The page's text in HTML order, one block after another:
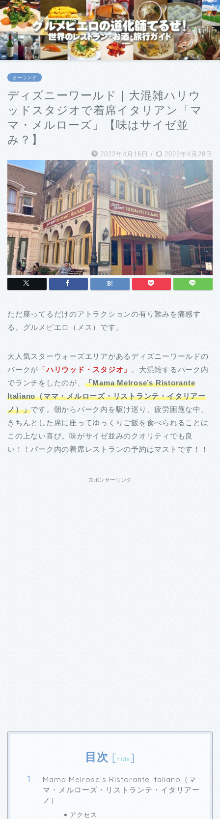
オーランド
ディズニーワールド｜大混雑ハリウ
ッドスタジオで着席イタリアン「マ
マ・メルローズ」【味はサイゼ並
み？】
2022年4月16日 / 2022年4月28日
ただ座ってるだけのアトラクションの有り難みを痛感す
る、グルメピエロ（メス）です。
大人気スターウォーズエリアがあるディズニーワールドの
パークが 「ハリウッド・スタジオ」
。大混雑するパーク内
でランチをしたのが、 「Mama Melrose’s Ristorante
Italiano（ママ・メルローズ・リストランテ・イタリアー
ノ）」です。朝からパーク内を駆け巡り、疲労困憊な中、
きちんとした席に座ってゆっくりご飯を食べられることは
この上ない喜び。味がサイゼ並みのクオリティでも良
い！！パーク内の着席レストランの予約はマストです！！
スポンサーリンク
目次 [hide]
Mama Melrose’s Ristorante Italiano（マ
マ・メルローズ・リストランテ・イタリアー
ノ）
アクセス